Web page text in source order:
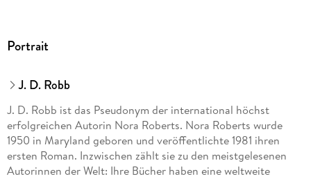
Portrait
J. D. Robb
J. D. Robb ist das Pseudonym der international höchst
erfolgreichen Autorin Nora Roberts. Nora Roberts wurde
1950 in Maryland geboren und veröffentlichte 1981 ihren
ersten Roman. Inzwischen zählt sie zu den meistgelesenen
Autorinnen der Welt: Ihre Bücher haben eine weltweite